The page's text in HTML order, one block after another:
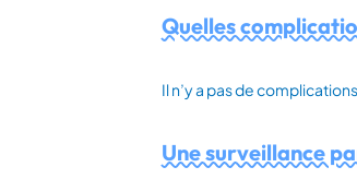
Quelles
Il n’y a pas de
Une surveillance